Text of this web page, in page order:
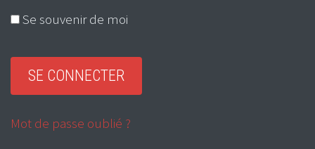
Se souvenir de moi
Mot de passe oublié ?